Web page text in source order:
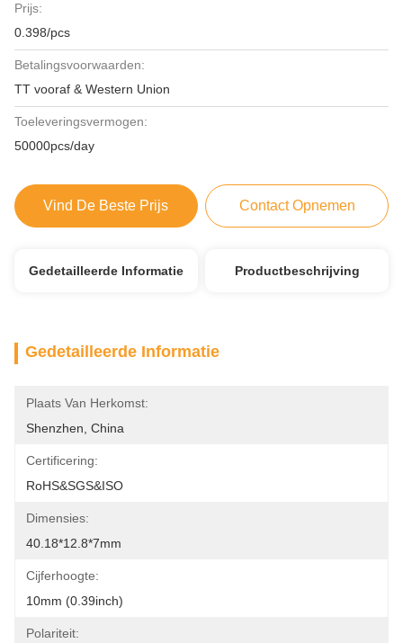
Prijs:
0.398/pcs
Betalingsvoorwaarden:
TT vooraf & Western Union
Toeleveringsvermogen:
50000pcs/day
Vind De Beste Prijs Contact Opnemen
Gedetailleerde Informatie Productbeschrijving
Gedetailleerde Informatie
Plaats Van Herkomst:
Shenzhen, China
Certificering:
RoHS&SGS&ISO
Dimensies:
40.18*12.8*7mm
Cijferhoogte:
10mm (0.39inch)
Polariteit: